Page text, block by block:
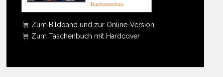
Buchvorschau
Zum Bildband und zur Online-Version
Zum Taschenbuch mit Hardcover